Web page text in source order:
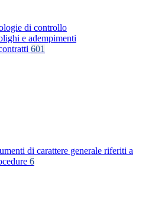
di controllo
e adempimenti
601
di carattere generale riferiti a
6